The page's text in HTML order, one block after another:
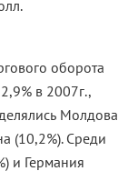
оборота
в 2007г.,
Молдова
(10,2%). Среди
и Германия